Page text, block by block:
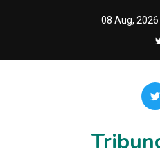
08 Aug, 2026